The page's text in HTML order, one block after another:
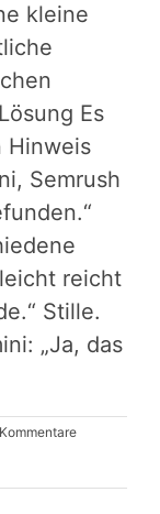
kleine
Es
Hinweis
Semrush
reicht
Stille.
„Ja, das
Kommentare